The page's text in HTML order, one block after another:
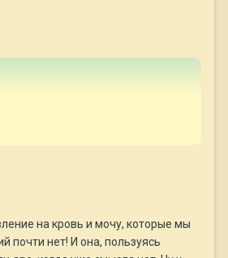
на кровь и мочу, которые мы
почти нет! И она, пользуясь